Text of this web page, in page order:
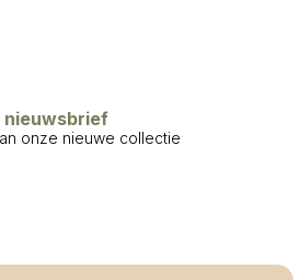
nieuwsbrief
onze nieuwe collectie